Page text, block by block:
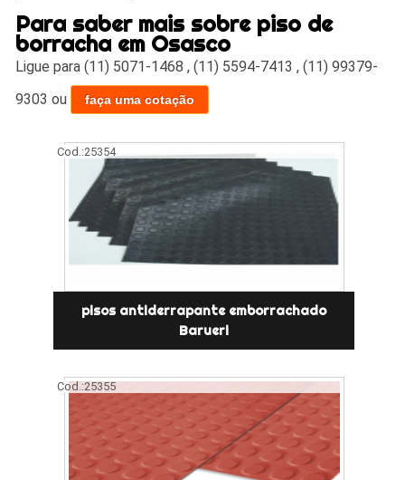
Para saber mais sobre piso de
borracha em Osasco
Ligue para(11) 5071-1468 ,(11) 5594-7413 ,(11) 99379-
9303 ou faça uma cotação
Cod.:25354
pisos antiderrapante emborrachado
Barueri
Cod.:25355